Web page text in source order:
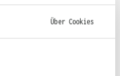
Über Cookies